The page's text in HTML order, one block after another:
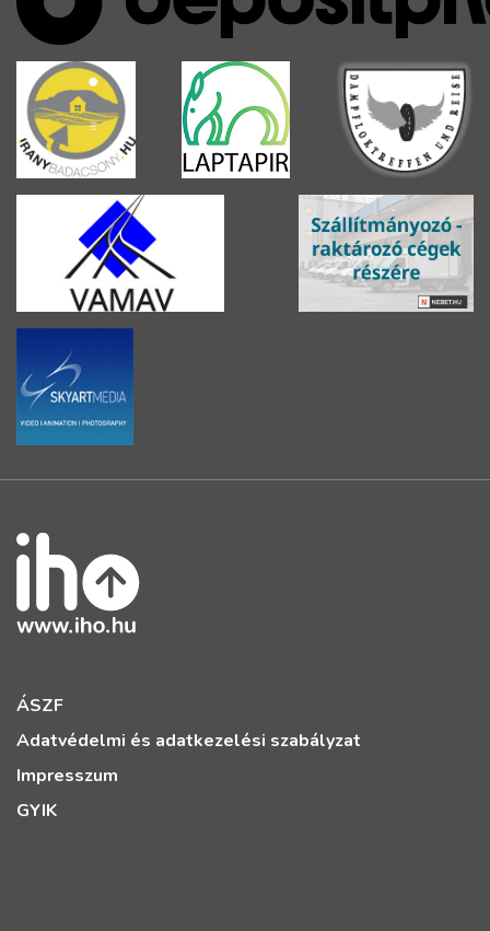
ÁSZF
Adatvédelmi és adatkezelési szabályzat
Impresszum
GYIK